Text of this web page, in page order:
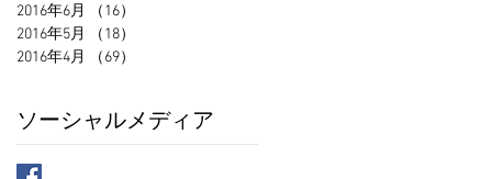
2016年6月
（16）
2016年5月
（18）
2016年4月
（69）
ソーシャルメディア